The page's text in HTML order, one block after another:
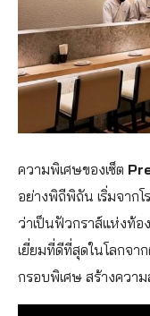
ความพิเศษของเซ็ต
อย่างพิถีพิถัน เริ่มจากโ
ว่าเป็นฟัวกราส์แห่งท้
เยี่ยมที่ดีที่สุดในโลกจา
กรอบพิเศษ สร้างควา